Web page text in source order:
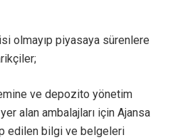
olmayıp piyasaya sürenlere
ve depozito yönetim
alan ambalajları için Ajansa
edilen bilgi ve belgeleri